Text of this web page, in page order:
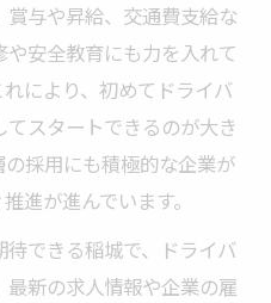
与や昇給、交通費支給な
安全教育にも力を入れて
により、初めてドライバ
スタートできるのが大き
採用にも積極的な企業が
進が進んでいます。
できる稲城で、ドライバ
新の求人情報や企業の雇